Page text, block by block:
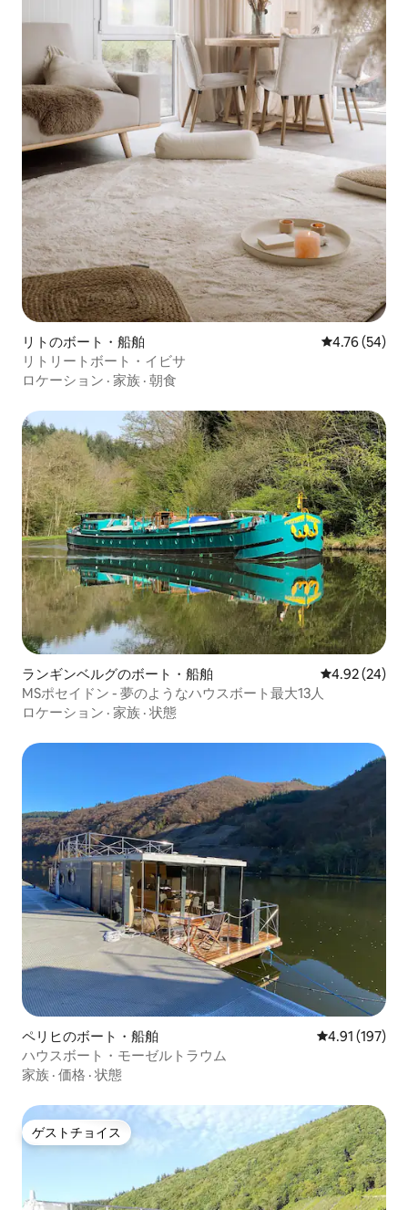
リトのボート・船舶 レビュー54
4.76 (54)
リトリートボート・イビサ
ロケーション · 家族 · 朝食
ランギンベルグのボート・船舶 レビュー24
4.92 (24)
MSポセイドン - 夢のようなハウスボート最大13人
ロケーション · 家族 · 状態
ペリヒのボート・船舶 レビュー197
4.91 (197)
ハウスボート・モーゼルトラウム
家族 · 価格 · 状態
ゲストチョイス
ゲストチョイス